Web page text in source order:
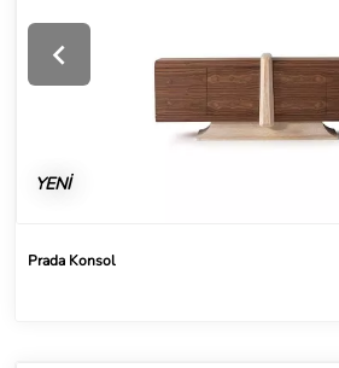
YENİ
Prada Konsol